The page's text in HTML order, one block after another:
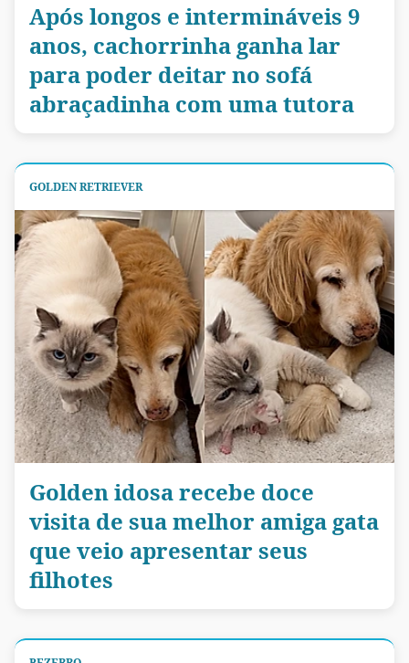
Após longos e intermináveis 9
anos, cachorrinha ganha lar
para poder deitar no sofá
abraçadinha com uma tutora
GOLDEN RETRIEVER
Golden idosa recebe doce
visita de sua melhor amiga gata
que veio apresentar seus
filhotes